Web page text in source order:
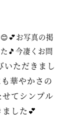
お写真の掲
🎵今凄くお問
いただきまし
華やかさの
てシンプル
した💕